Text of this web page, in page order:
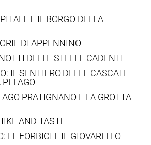
E IL BORGO DELLA
DI APPENNINO
DELLE STELLE CADENTI
IL SENTIERO DELLE CASCATE
PRATIGNANO E LA GROTTA
AND TASTE
LE FORBICI E IL GIOVARELLO